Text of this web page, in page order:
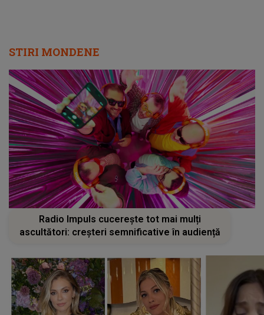
STIRI MONDENE
Radio Impuls cucerește tot mai mulți
ascultători: creșteri semnificative în audiență